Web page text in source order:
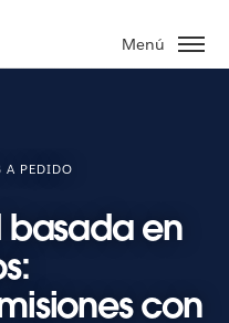
Menú
A PEDIDO
basada en
con